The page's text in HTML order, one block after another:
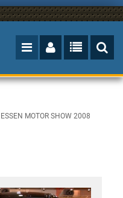
ESSEN MOTOR SHOW 2008